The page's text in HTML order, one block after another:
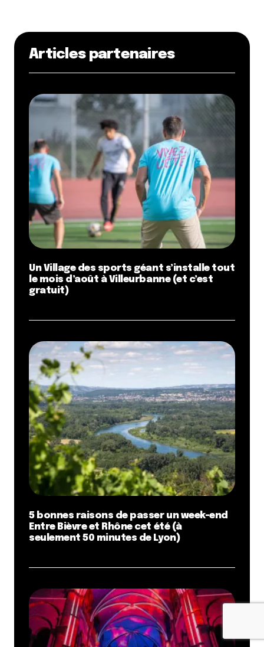
Articles partenaires
Un Village des sports géant s’installe tout
le mois d’août à Villeurbanne (et c’est
gratuit)
5 bonnes raisons de passer un week-end
Entre Bièvre et Rhône cet été (à
seulement 50 minutes de Lyon)